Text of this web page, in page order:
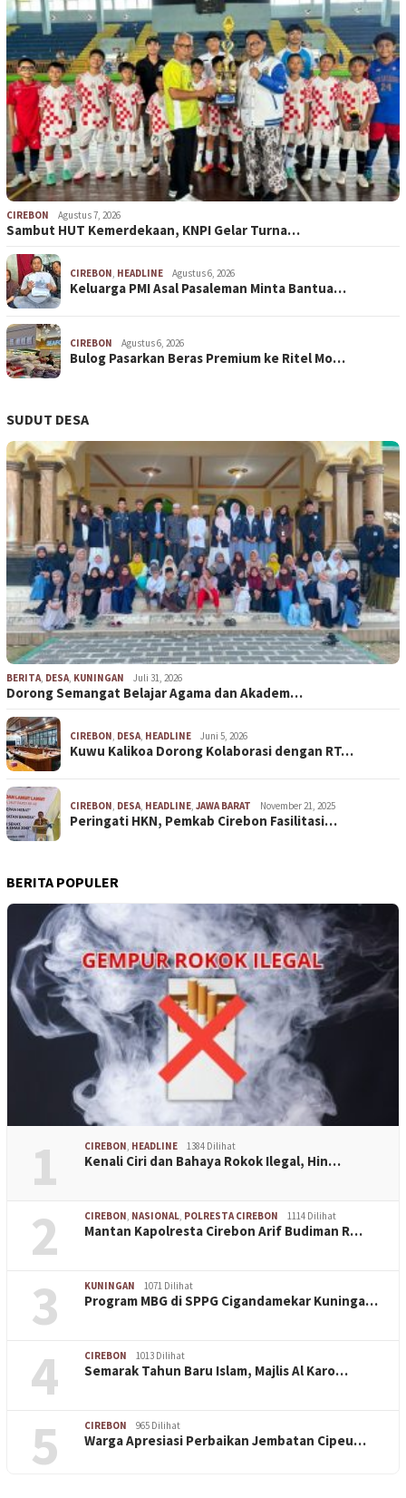
CIREBON Agustus 7, 2026
Sambut HUT Kemerdekaan, KNPI Gelar Turna…
CIREBON HEADLINE Agustus 6, 2026
Keluarga PMI Asal Pasaleman Minta Bantua…
CIREBON Agustus 6, 2026
Bulog Pasarkan Beras Premium ke Ritel Mo…
SUDUT DESA
BERITA DESA KUNINGAN Juli 31, 2026
Dorong Semangat Belajar Agama dan Akadem…
CIREBON DESA HEADLINE Juni 5, 2026
Kuwu Kalikoa Dorong Kolaborasi dengan RT…
CIREBON DESA HEADLINE JAWA BARAT November 21, 2025
Peringati HKN, Pemkab Cirebon Fasilitasi…
BERITA POPULER
1 CIREBON, HEADLINE 1384 Dilihat
Kenali Ciri dan Bahaya Rokok Ilegal, Hin…
2 CIREBON, NASIONAL, POLRESTA CIREBON 1114 Dilihat
Mantan Kapolresta Cirebon Arif Budiman R…
3 KUNINGAN 1071 Dilihat
Program MBG di SPPG Cigandamekar Kuninga…
4 CIREBON 1013 Dilihat
Semarak Tahun Baru Islam, Majlis Al Karo…
5 CIREBON 965 Dilihat
Warga Apresiasi Perbaikan Jembatan Cipeu…